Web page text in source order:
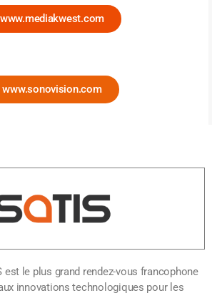
www.mediakwest.com
www.sonovision.com
est le plus grand rendez-vous francophone
innovations technologiques pour les